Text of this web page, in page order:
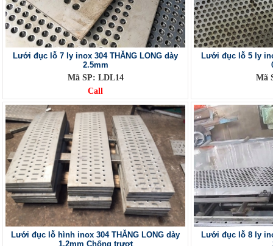
Lưới đục lỗ 7 ly inox 304 THĂNG LONG dày
2.5mm
Mã SP: LDL14
Call
Lưới đục lỗ 5 ly
Mã
Lưới đục lỗ hình inox 304 THĂNG LONG dày
1.2mm Chống trượt
Lưới đục lỗ 8 ly